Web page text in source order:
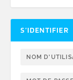
S’IDENTIFIER